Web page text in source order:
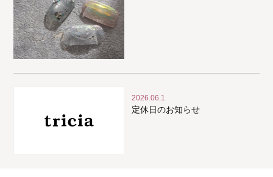
2026.06.1
定休日のお知らせ